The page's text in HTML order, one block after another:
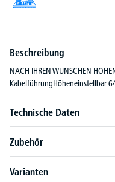
Beschreibung
NACH IHREN WÜNSCHEN
KabelführungHöheneinstellbar
Technische Daten
Zubehör
Varianten